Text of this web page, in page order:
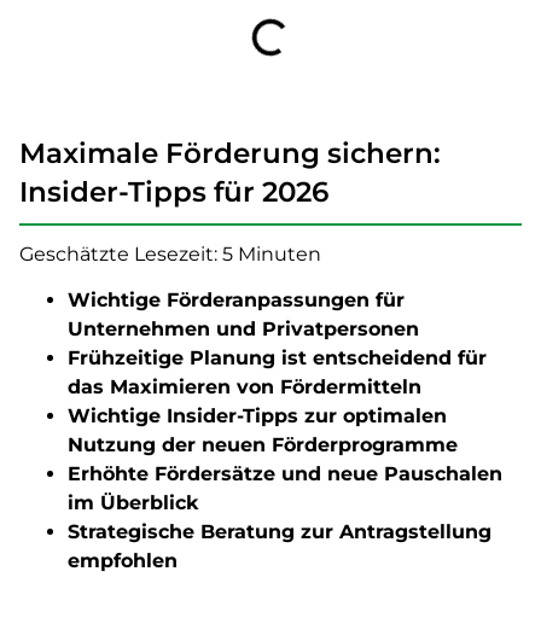
Maximale Förderung sichern:
Insider-Tipps für 2026
Geschätzte Lesezeit: 5 Minuten
Wichtige Förderanpassungen für
Unternehmen und Privatpersonen
Frühzeitige Planung ist entscheidend für
das Maximieren von Fördermitteln
Wichtige Insider-Tipps zur optimalen
Nutzung der neuen Förderprogramme
Erhöhte Fördersätze und neue Pauschalen
im Überblick
Strategische Beratung zur Antragstellung
empfohlen